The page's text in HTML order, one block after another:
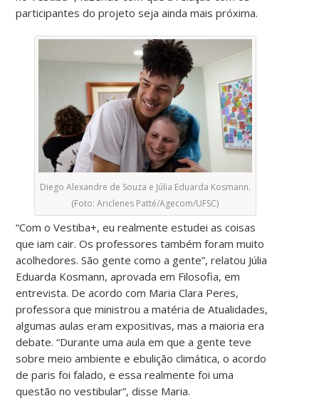
participantes do projeto seja ainda mais próxima.
Diego Alexandre de Souza e Júlia Eduarda Kosmann.
(Foto: Ariclenes Patté/Agecom/UFSC)
“Com o Vestiba+, eu realmente estudei as coisas
que iam cair. Os professores também foram muito
acolhedores. São gente como a gente”, relatou Júlia
Eduarda Kosmann, aprovadaem Filosofia, em
entrevista. De acordo com Maria Clara Peres,
professora que ministrou a matéria de Atualidades,
algumas aulas eram expositivas, mas a maioria era
debate. “Durante uma aula em que a gente teve
sobre meio ambiente e ebulição climática, o acordo
de paris foi falado, e essa realmente foi uma
questão no vestibular”, disse Maria.